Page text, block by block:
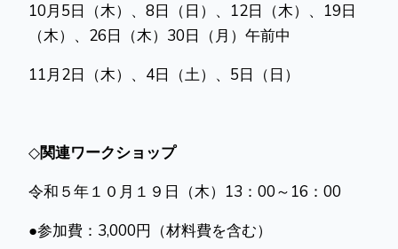
10月5日（木）、8日（日）、12日（木）、19日
（木）、26日（木）30日（月）午前中
11月2日（木）、4日（土）、5日（日）
◇関連ワークショップ
令和５年１０月１９日（木）13：00～16：00
●参加費：3,000円（材料費を含む）